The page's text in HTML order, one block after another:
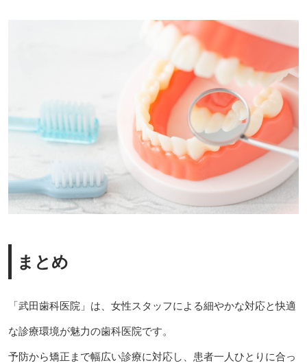
まとめ
「武田歯科医院」は、女性スタッフによる細やかな対応と快適
な診療環境が魅力の歯科医院です。
予防から矯正まで幅広い診療に対応し、患者一人ひとりに合っ